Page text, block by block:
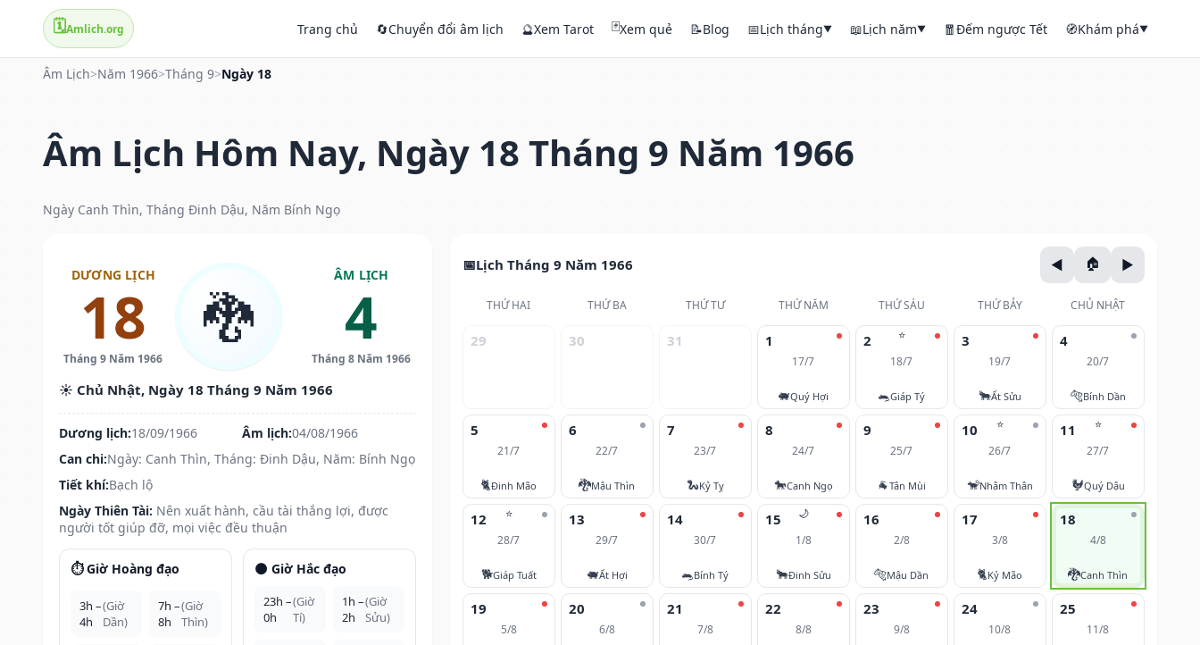
🗓️Amlich.org Trang chủ 🔄Chuyển đổi âm lịch 🔮Xem Tarot 🃏Xem quẻ 📝Blog 📅Lịch tháng▼ 📖Lịch năm▼ 🧧Đếm ngược Tết 🧭Khám phá▼
Âm Lịch>Năm 1966>Tháng 9>Ngày 18
Âm Lịch Hôm Nay, Ngày 18 Tháng 9 Năm 1966
Ngày Canh Thìn, Tháng Đinh Dậu, Năm Bính Ngọ
DƯƠNG LỊCH
18
Tháng 9 Năm 1966
🐉
ÂM LỊCH
4
Tháng 8 Năm 1966
☀️ Chủ Nhật, Ngày 18 Tháng 9 Năm 1966
Dương lịch:18/09/1966 Âm lịch:04/08/1966
Can chi:Ngày: Canh Thìn, Tháng: Đinh Dậu, Năm: Bính Ngọ
Tiết khí:Bạch lộ
Ngày Thiên Tài: Nên xuất hành, cầu tài thắng lợi, được
người tốt giúp đỡ, mọi việc đều thuận
⏱️ Giờ Hoàng đạo
3h –
4h
(Giờ
Dần)
7h –
8h
(Giờ
Thìn)
🌑 Giờ Hắc đạo
23h –
0h
(Giờ
Tí)
1h –
2h
(Giờ
Sửu)
Lịch Tháng 9 Năm 1966
THỨ HAI THỨ BA THỨ TƯ THỨ NĂM THỨ SÁU THỨ BẢY CHỦ NHẬT
29 30 31 1
17/7
🐖Quý Hợi
⭐
2
18/7
🐀Giáp Tý
3
19/7
🐂Ất Sửu
4
20/7
🐅Bính Dần
5
21/7
🐈Đinh Mão
6
22/7
🐉Mậu Thìn
7
23/7
🐍Kỷ Tỵ
8
24/7
🐎Canh Ngọ
9
25/7
🐐Tân Mùi
⭐
10
26/7
🐒Nhâm Thân
⭐
11
27/7
🐓Quý Dậu
⭐
12
28/7
🐕Giáp Tuất
13
29/7
🐖Ất Hợi
14
30/7
🐀Bính Tý
🌙
15
1/8
🐂Đinh Sửu
16
2/8
🐅Mậu Dần
17
3/8
🐈Kỷ Mão
18
4/8
🐉Canh Thìn
19
5/8
20
6/8
21
7/8
22
8/8
23
9/8
24
10/8
25
11/8